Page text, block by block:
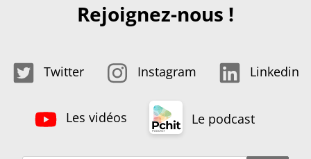
Rejoignez-nous !
Twitter Instagram Linkedin
Les vidéos Le podcast